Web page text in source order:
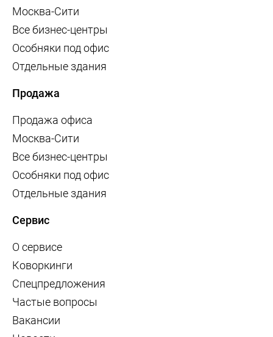
Москва-Сити
Все бизнес-центры
Особняки под офис
Отдельные здания
Продажа
Продажа офиса
Москва-Сити
Все бизнес-центры
Особняки под офис
Отдельные здания
Сервис
О сервисе
Коворкинги
Спецпредложения
Частые вопросы
Вакансии